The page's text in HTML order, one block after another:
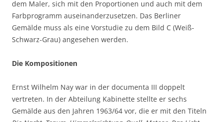
dem Maler, sich mit den Proportionen und auch mit dem
Farbprogramm auseinanderzusetzen. Das Berliner
Gemälde muss als eine Vorstudie zu dem Bild C (Weiß-
Schwarz-Grau) angesehen werden.
Die Kompositionen
Ernst Wilhelm Nay war in der documenta III doppelt
vertreten. In der Abteilung Kabinette stellte er sechs
Gemälde aus den Jahren 1963/64 vor, die er mit den Titeln